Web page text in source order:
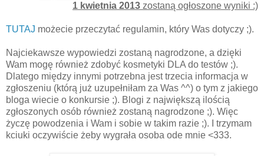
1 kwietnia 2013 zostaną ogłoszone wyniki :)
TUTAJ możecie przeczytać regulamin, który Was dotyczy ;).
Najciekawsze wypowiedzi zostaną nagrodzone, a dzięki
Wam mogę również zdobyć kosmetyki DLA do testów ;).
Dlatego między innymi potrzebna jest trzecia informacja w
zgłoszeniu (którą już uzupełniłam za Was ^^) o tym z jakiego
bloga wiecie o konkursie ;). Blogi z największą ilością
zgłoszonych osób również zostaną nagrodzone ;). Więc
życzę powodzenia i Wam i sobie w takim razie ;). I trzymam
kciuki oczywiście żeby wygrała osoba ode mnie <333.